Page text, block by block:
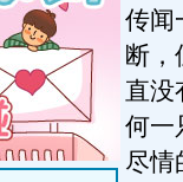
传闻
断，
直没
何一
尽情